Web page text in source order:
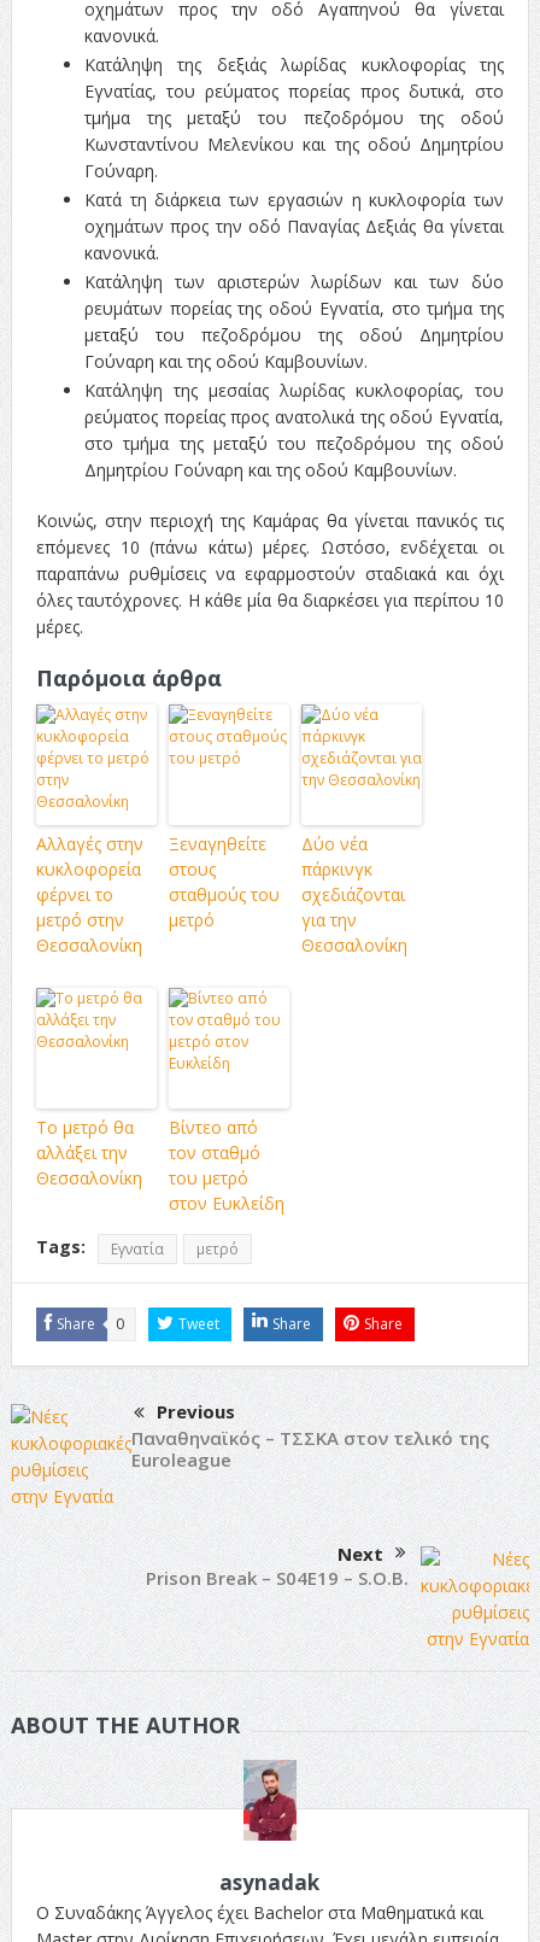
οχημάτων προς την οδό Αγαπηνού θα γίνεται
κανονικά.
Κατάληψη της δεξιάς λωρίδας κυκλοφορίας της
Εγνατίας, του ρεύματος πορείας προς δυτικά, στο
τμήμα της μεταξύ του πεζοδρόμου της οδού
Κωνσταντίνου Μελενίκου και της οδού Δημητρίου
Γούναρη.
Κατά τη διάρκεια των εργασιών η κυκλοφορία των
οχημάτων προς την οδό Παναγίας Δεξιάς θα γίνεται
κανονικά.
Κατάληψη των αριστερών λωρίδων και των δύο
ρευμάτων πορείας της οδού Εγνατία, στο τμήμα της
μεταξύ του πεζοδρόμου της οδού Δημητρίου
Γούναρη και της οδού Καμβουνίων.
Κατάληψη της μεσαίας λωρίδας κυκλοφορίας, του
ρεύματος πορείας προς ανατολικά της οδού Εγνατία,
στο τμήμα της μεταξύ του πεζοδρόμου της οδού
Δημητρίου Γούναρη και της οδού Καμβουνίων.
Κοινώς, στην περιοχή της Καμάρας θα γίνεται πανικός τις
επόμενες 10 (πάνω κάτω) μέρες. Ωστόσο, ενδέχεται οι
παραπάνω ρυθμίσεις να εφαρμοστούν σταδιακά και όχι
όλες ταυτόχρονες. Η κάθε μία θα διαρκέσει για περίπου 10
μέρες.
Παρόμοια άρθρα
Αλλαγές στην
κυκλοφορεία
φέρνει το
μετρό στην
Θεσσαλονίκη
Ξεναγηθείτε
στους
σταθμούς του
μετρό
Δύο νέα
πάρκινγκ
σχεδιάζονται
για την
Θεσσαλονίκη
Το μετρό θα
αλλάξει την
Θεσσαλονίκη
Βίντεο από
τον σταθμό
του μετρό
στον Ευκλείδη
Tags:
Εγνατία μετρό
Share 0 Tweet Share Share
Previous
Παναθηναϊκός – ΤΣΣΚΑ στον τελικό της
Euroleague
Next
Prison Break – S04E19 – S.O.B.
ABOUT THE AUTHOR
asynadak
Ο Συναδάκης Άγγελος έχει Bachelor στα Μαθηματικά και